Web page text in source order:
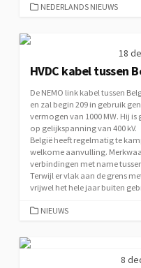
CATEGORIEËN
NEDERLANDS NIEUWS
18
HVDC kabel tussen
De NEMO link kabel tussen
en zal begin 209 in gebruik
vermogen van 1000 MW. Hij
op gelijkspanning van 400 kV.
België heeft regelmatig te
welkome aanvulling.
verbindingen met name
Terwijl er vlak aan de grens
vrijwel het hele jaar buiten
CATEGORIEËN
NIEUWS
8